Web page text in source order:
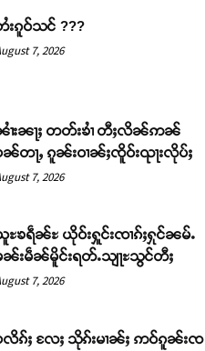
းၵူဝ်သင် ???
7, 2026
ၢႆးၼႃႈ တတ်းၶၢႆ တီႈလိၼ်ဢၼ်
ၼ်တႃႇ ၵူၼ်းဝၢၼ်ႈၸိူဝ်းၺႃးလိုပ်ႈ
7, 2026
ႊၶရဵၼ်ႊ ယိုဝ်းႁူင်းၸၢၵ်ႈႁုင်ၼမ်ႉ
ၼ်းမဵၼ်မိူင်းရတ်ႉသျႃႊသွင်တီႈ
7, 2026
လိၵ်ႈ လႄႈ သိုၵ်းမၢၼ်ႈ ဢဝ်ၵူၼ်းၸ